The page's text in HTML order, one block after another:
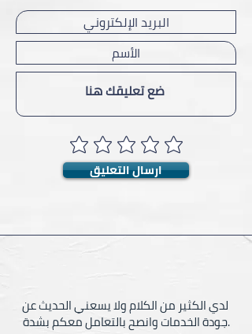
ارسال التعليق